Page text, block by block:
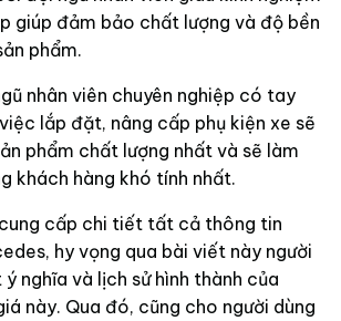
giúp đảm bảo chất lượng và độ bền
phẩm.
nhân viên chuyên nghiệp có tay
lắp đặt, nâng cấp phụ kiện xe sẽ
phẩm chất lượng nhất và sẽ làm
khách hàng khó tính nhất.
cấp chi tiết tất cả thông tin
, hy vọng qua bài viết này người
ý nghĩa và lịch sử hình thành của
này. Qua đó, cũng cho người dùng